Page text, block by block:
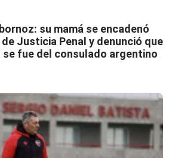
su mamá se encadenó
Justicia Penal y denunció que
se fue del consulado argentino